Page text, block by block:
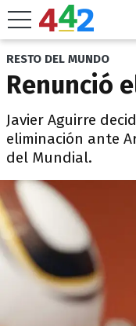
RESTO DEL MUNDO
Renunció
Javier Aguirre
eliminación ante
del Mundial.